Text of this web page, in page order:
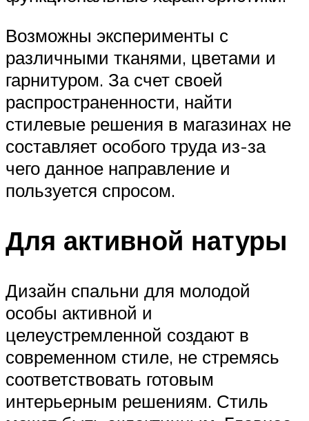
Возможны эксперименты с
различными тканями, цветами и
гарнитуром. За счет своей
распространенности, найти
стилевые решения в магазинах не
составляет особого труда из-за
чего данное направление и
пользуется спросом.
Для активной натуры
Дизайн спальни для молодой
особы активной и
целеустремленной создают в
современном стиле, не стремясь
соответствовать готовым
интерьерным решениям. Стиль